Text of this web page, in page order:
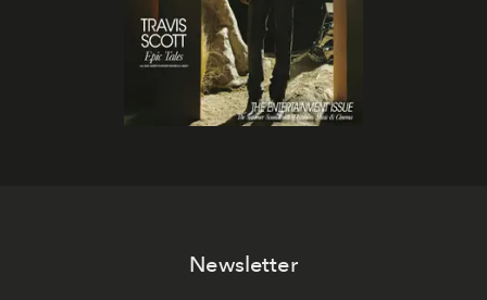
Newsletter